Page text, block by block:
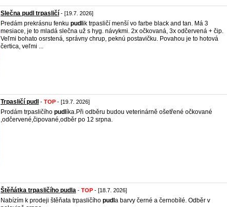
Slečna pudl trpasličí - [19.7. 2026]
Predám prekrásnu fenku pudl ik trpasličí menší vo farbe black and tan. Má 3
mesiace, je to mladá slečna už s hyg. návykmi. 2x očkovaná, 3x odčervená + čip.
Veľmi bohato osrstená, správny chrup, peknú postavičku. Povahou je to hotová
čertica, veľmi ...
Trpasličí pudl - TOP - [19.7. 2026]
Prodám trpasličího pudl íka.Při odběru budou veterinárně ošetřené očkované
,odčervené,čipované,odběr po 12 srpna.
Štěňátka trpasličího pudla - TOP - [18.7. 2026]
Nabízím k prodeji štěňata trpasličího pudl a barvy černé a černobílé. Odběr v